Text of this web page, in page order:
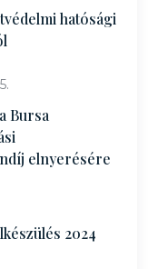
hatósági
Bursa
elnyerésére
2024